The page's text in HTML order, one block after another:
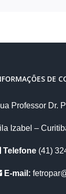
DE
Professor Dr.
Izabel –
Telefone(41)
E-mail: